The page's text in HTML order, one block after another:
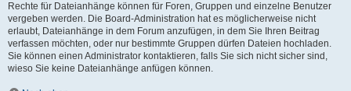
Rechte für Dateianhänge können für Foren, Gruppen und einzelne Benutzer
vergeben werden. Die Board-Administration hat es möglicherweise nicht
erlaubt, Dateianhänge in dem Forum anzufügen, in dem Sie Ihren Beitrag
verfassen möchten, oder nur bestimmte Gruppen dürfen Dateien hochladen.
Sie können einen Administrator kontaktieren, falls Sie sich nicht sicher sind,
wieso Sie keine Dateianhänge anfügen können.